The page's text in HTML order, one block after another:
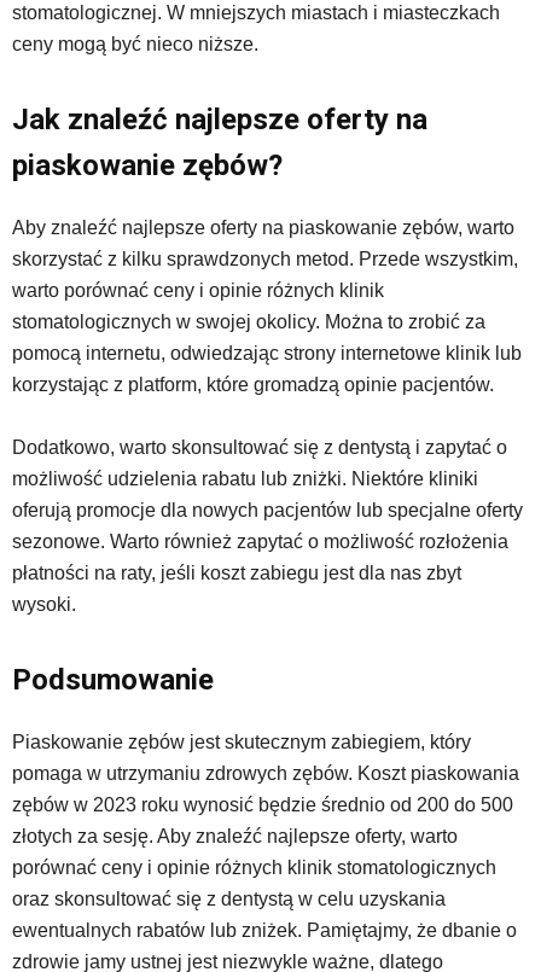
stomatologicznej. W mniejszych miastach i miasteczkach
ceny mogą być nieco niższe.
Jak znaleźć najlepsze oferty na
piaskowanie zębów?
Aby znaleźć najlepsze oferty na piaskowanie zębów, warto
skorzystać z kilku sprawdzonych metod. Przede wszystkim,
warto porównać ceny i opinie różnych klinik
stomatologicznych w swojej okolicy. Można to zrobić za
pomocą internetu, odwiedzając strony internetowe klinik lub
korzystając z platform, które gromadzą opinie pacjentów.
Dodatkowo, warto skonsultować się z dentystą i zapytać o
możliwość udzielenia rabatu lub zniżki. Niektóre kliniki
oferują promocje dla nowych pacjentów lub specjalne oferty
sezonowe. Warto również zapytać o możliwość rozłożenia
płatności na raty, jeśli koszt zabiegu jest dla nas zbyt
wysoki.
Podsumowanie
Piaskowanie zębów jest skutecznym zabiegiem, który
pomaga w utrzymaniu zdrowych zębów. Koszt piaskowania
zębów w 2023 roku wynosić będzie średnio od 200 do 500
złotych za sesję. Aby znaleźć najlepsze oferty, warto
porównać ceny i opinie różnych klinik stomatologicznych
oraz skonsultować się z dentystą w celu uzyskania
ewentualnych rabatów lub zniżek. Pamiętajmy, że dbanie o
zdrowie jamy ustnej jest niezwykle ważne, dlatego